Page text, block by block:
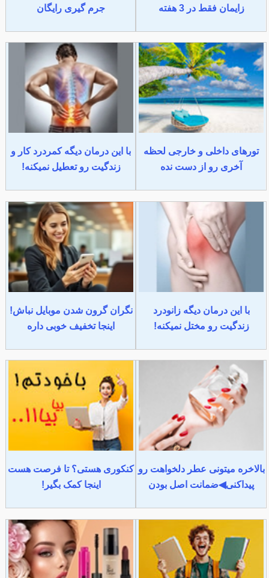
زایمان فقط در 3 هفته
جرم گیری رایگان
تورهای داخلی و خارجی لحظه
آخری رو از دست نده
با این درمان دیگه کمردرد کار و
زندگیت رو تعطیل نمیکنه!
با این درمان دیگه زانودرد
زندگیت رو مختل نمیکنه!
نگران گرون شدن موبایل نباش!
اینجا تخفیف خوبی داره
بالاخره میتونی عطر دلخواهت رو
پیداکنی◀ضمانت اصل بودن
کنکوری هستی؟ تا فرصت هست
اینجا کمک بگیر!